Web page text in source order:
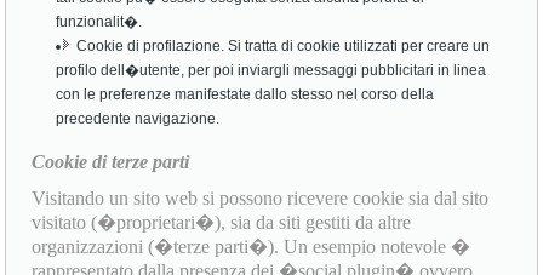
funzionalit�.
Cookie di profilazione. Si tratta di cookie utilizzati per creare un
profilo dell�utente, per poi inviargli messaggi pubblicitari in linea
con le preferenze manifestate dallo stesso nel corso della
precedente navigazione.
Cookie di terze parti
Visitando un sito web si possono ricevere cookie sia dal sito
visitato (�proprietari�), sia da siti gestiti da altre
organizzazioni (�terze parti�). Un esempio notevole �